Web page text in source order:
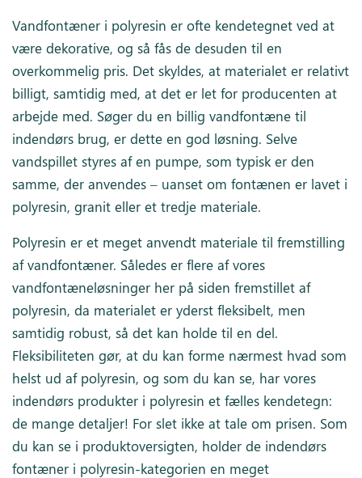
Vandfontæner i polyresin er ofte kendetegnet ved at
være dekorative, og så fås de desuden til en
overkommelig pris. Det skyldes, at materialet er relativt
billigt, samtidig med, at det er let for producenten at
arbejde med. Søger du en billig vandfontæne til
indendørs brug, er dette en god løsning. Selve
vandspillet styres af en pumpe, som typisk er den
samme, der anvendes – uanset om fontænen er lavet i
polyresin, granit eller et tredje materiale.
Polyresin er et meget anvendt materiale til fremstilling
af vandfontæner. Således er flere af vores
vandfontæneløsninger her på siden fremstillet af
polyresin, da materialet er yderst fleksibelt, men
samtidig robust, så det kan holde til en del.
Fleksibiliteten gør, at du kan forme nærmest hvad som
helst ud af polyresin, og som du kan se, har vores
indendørs produkter i polyresin et fælles kendetegn:
de mange detaljer! For slet ikke at tale om prisen. Som
du kan se i produktoversigten, holder de indendørs
fontæner i polyresin-kategorien en meget